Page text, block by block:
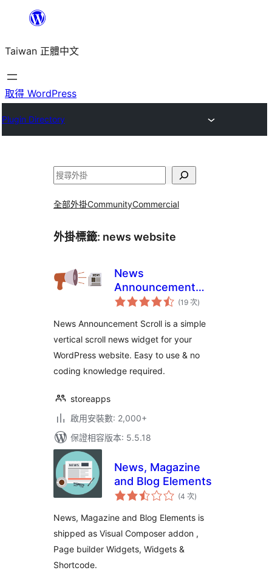
主
要
內
Taiwan 正體中文
取得 WordPress
Plugin Directory
搜
全部外掛CommunityCommercial
外掛標籤: news website
News
Announcement
Scroll
(19 次評
分
數
)
News Announcement Scroll is a simple
vertical scroll news widget for your
WordPress website. Easy to use & no
coding knowledge required.
storeapps
啟用安裝數: 2,000+
保證相容版本: 5.5.18
News, Magazine
and Blog Elements
(4 次評
分
數
)
News, Magazine and Blog Elements is
shipped as Visual Composer addon ,
Page builder Widgets, Widgets &
Shortcode.